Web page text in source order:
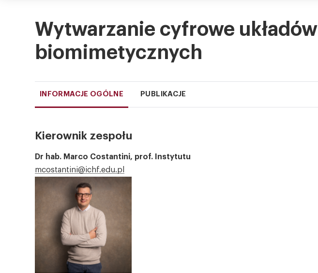
Wytwarzanie cyfrowe układów
biomimetycznych
INFORMACJE OGÓLNE PUBLIKACJE
Kierownik zespołu
Dr hab. Marco Costantini, prof. Instytutu
mcostantini@ichf.edu.pl